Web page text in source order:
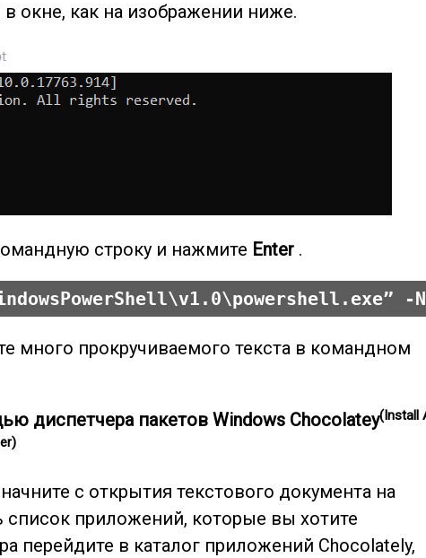
окне, как на изображении ниже.
строку и нажмите Enter.
много прокручиваемого текста в командном
диспетчера пакетов Windows Chocolatey(Install
с открытия текстового документа на
список приложений, которые вы хотите
перейдите в каталог приложений Chocolately,